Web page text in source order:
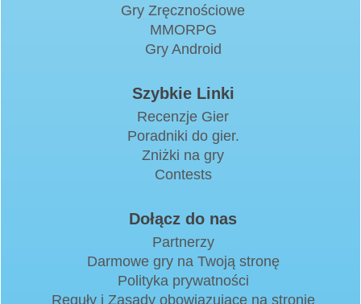
Gry Zręcznościowe
MMORPG
Gry Android
Szybkie Linki
Recenzje Gier
Poradniki do gier.
Zniżki na gry
Contests
Dołącz do nas
Partnerzy
Darmowe gry na Twoją stronę
Polityka prywatności
Reguły i Zasady obowiązujące na stronie